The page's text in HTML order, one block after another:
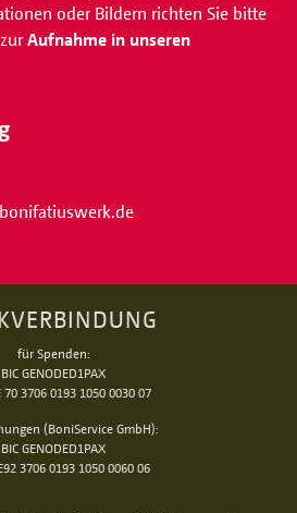
oder Bildern richten Sie bitte
Aufnahme in unseren
bonifatiuswerk.de
für Spenden:
BIC GENODED1PAX
70 3706 0193 1050 0030 07
(BoniService GmbH):
BIC GENODED1PAX
3706 0193 1050 0060 06